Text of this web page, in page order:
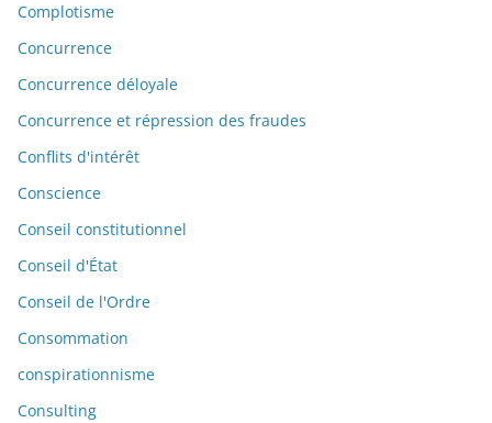
Complotisme
Concurrence
Concurrence déloyale
Concurrence et répression des fraudes
Conflits d'intérêt
Conscience
Conseil constitutionnel
Conseil d'État
Conseil de l'Ordre
Consommation
conspirationnisme
Consulting